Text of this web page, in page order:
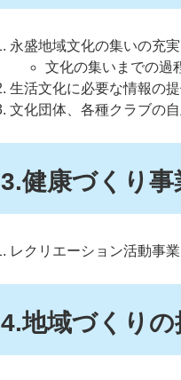
永盛地域文化の集いの充
文化の集いまでの過
生活文化に必要な情報の提
文化団体、各種クラブの
3.健康づくり事
レクリエーション活動事
4.地域づくりの